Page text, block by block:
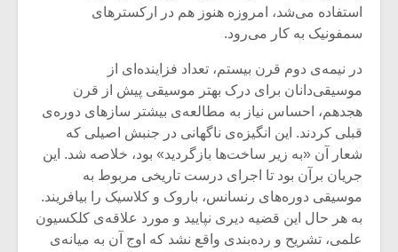
استفاده می‌شد، امروزه هنوز هم در ارکستر‌های
سمفونیک به کار می‌رود.
در نیمه‌ی دوم قرن بیستم، تعداد فزاینده‌ای از
موسیقی‌دانان برای درک بهتر موسیقی پیش از قرن
هجدهم، احساس نیاز به مطالعه‌ی بیشتر ساز‌های دوره‌ی
قبلی کردند. این انگیزه‌ی ناگهانی در جنبش اصیلی که
شعار آن «به زیر ساخت‌ها بازگردید» بود، خلاصه شد. این
جریان برآن بود تا اجرای درست تاریخی مربوط به
موسیقی دوره‌های رنسانس، باروک و کلاسیک را بیافریند.
به‌ هر حال این قضیه دیری نپایید و مورد علاقه‌ی کلکسیون
علمی، تشریح و رده‌بندی واقع نشد که اوج آن به میانه‌ی